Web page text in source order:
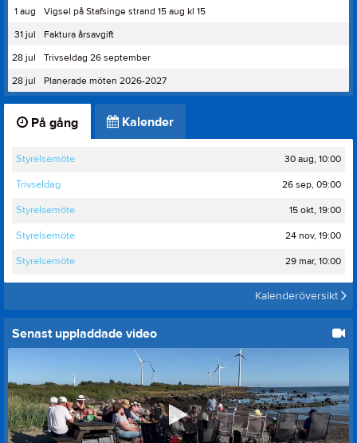
1 aug
Vigsel på Stafsinge strand 15 aug kl 15
31 jul
Faktura årsavgift
28 jul
Trivseldag 26 september
28 jul
Planerade möten 2026-2027
På gång Kalender
Styrelsemöte 30 aug, 10:00
Trivseldag 26 sep, 09:00
Styrelsemöte 15 okt, 19:00
Styrelsemöte 24 nov, 19:00
Styrelsemöte 29 mar, 10:00
Kalenderöversikt
Senast uppladdade video